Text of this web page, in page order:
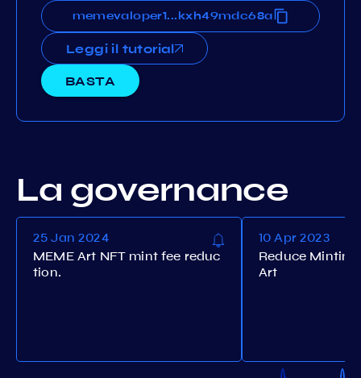
...
Leggi il tutorial
BASTA
La governance
25 Jan 2024
MEME Art NFT mint fee reduc
tion.
10 Apr 2023
Reduce
Art